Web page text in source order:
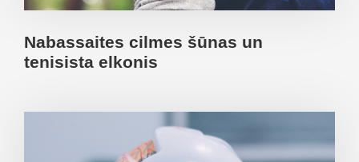
Nabassaites cilmes šūnas un
tenisista elkonis